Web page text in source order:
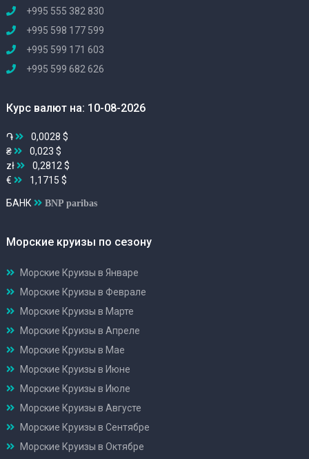
+995 555 382 830
+995 598 177 599
+995 599 171 603
+995 599 682 626
Курс валют на: 10-08-2026
֏
0,0028 $
₴
0,023 $
zł
0,2812 $
€
1,1715 $
БАНК BNP paribas
Морские круизы по сезону
Морские Круизы в Январе
Морские Круизы в Феврале
Морские Круизы в Марте
Морские Круизы в Апреле
Морские Круизы в Мае
Морские Круизы в Июне
Морские Круизы в Июле
Морские Круизы в Августе
Морские Круизы в Сентябре
Морские Круизы в Октябре